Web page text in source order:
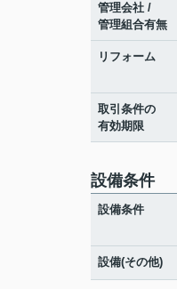
管理会社 /
管理組合有無
リフォーム
取引条件の
有効期限
設備条件
設備条件
設備(その他)